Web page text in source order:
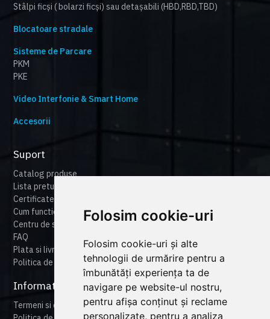
Folosim cookie-uri
Folosim cookie-uri și alte
tehnologii de urmărire pentru a
îmbunătăți experiența ta de
navigare pe website-ul nostru,
pentru afișa conținut și reclame
personalizate, pentru a analiza
Stâlpi ficși ( bolarzi ficși) sau detașabili (HBD,RBD,TBD)
Blocatoare stradale
Sisteme de Parcare
PKM
PKE
Video Interfonie & Smart Home
Accesorii
Suport
Catalog produse
Lista preturi
Certificate
Cum functioneaza cameonline
Centru de suport
FAQ
Plata si livrare
Politica de retur
Informatii legale
Termeni si conditii